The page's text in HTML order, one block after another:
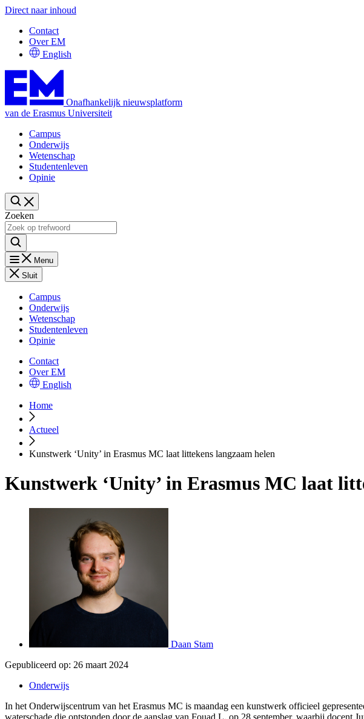
Direct naar inhoud
Contact
Over EM
English
Onafhankelijk nieuwsplatform
van de Erasmus Universiteit
Campus
Onderwijs
Wetenschap
Studentenleven
Opinie
Zoeken
Menu
Sluit
Campus
Onderwijs
Wetenschap
Studentenleven
Opinie
Contact
Over EM
English
Home
Actueel
Kunstwerk ‘Unity’ in Erasmus MC laat littekens langzaam helen
Kunstwerk ‘Unity’ in Erasmus MC laat
Daan Stam
Gepubliceerd op: 26 maart 2024
Onderwijs
In het Onderwijscentrum van het Erasmus MC is maandag een kunstwerk officieel
waterschade die ontstonden door de aanslag van Fouad L. op 28 september, waarbij docent